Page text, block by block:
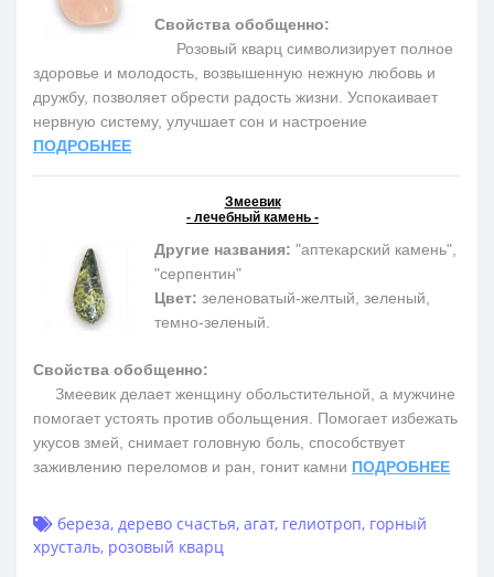
Свойства обобщенно:
Розовый кварц символизирует полное
здоровье и молодость, возвышенную нежную любовь и
дружбу, позволяет обрести радость жизни. Успокаивает
нервную систему, улучшает сон и настроение
ПОДРОБНЕЕ
Змеевик
- лечебный камень -
Другие названия: "аптекарский камень",
"серпентин"
Цвет: зеленоватый-желтый, зеленый,
темно-зеленый.
Свойства обобщенно:
Змеевик делает женщину обольстительной, а мужчине
помогает устоять против обольщения. Помогает избежать
укусов змей, снимает головную боль, способствует
заживлению переломов и ран, гонит камни ПОДРОБНЕЕ
береза, дерево счастья, агат, гелиотроп, горный
хрусталь, розовый кварц